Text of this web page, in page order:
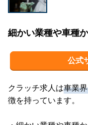
細かい業種や車種
公式
クラッチ求人は車業
徴を持っています。